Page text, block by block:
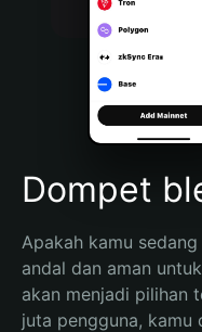
Português (Brasil)
Español (Argentina)
Dompet
Apakah kamu
andal dan aman
akan menjadi pilihan
juta pengguna, kamu